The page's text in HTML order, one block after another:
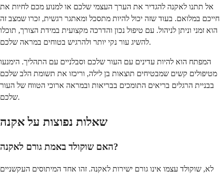
אל תתנו לאקנה להגדיר את הערך העצמי שלכם או למנוע מכם לחיות את
חייכם במלואם. בעוד שזה יכול להיות מתסכל ומאתגר רגשית, זכרו שמצב זה
הוא זמני וניתן לניהול. עם טיפול נכון והדרכה מקצועית במידת הצורך, תוכלו
להשיג עור נקי יותר ולהרגיש בטוחים במראה שלכם.
המפתח הוא להיות עדינים עם העור שלכם וסבלניים עם התהליך. הימנעו
מטיפולים קשים שמבטיחים תוצאות בן לילה, וריכזו את תשומת הלב שלכם
בבניית הרגלים בריאים התומכים בבריאות ובמראה ארוכי הטווח של העור
שלכם.
שאלות נפוצות על אקנה
האם שוקולד באמת גורם לאקנה?
לא, שוקולד עצמו אינו גורם ישירות לאקנה. זהו אחד המיתוסים העקשניים